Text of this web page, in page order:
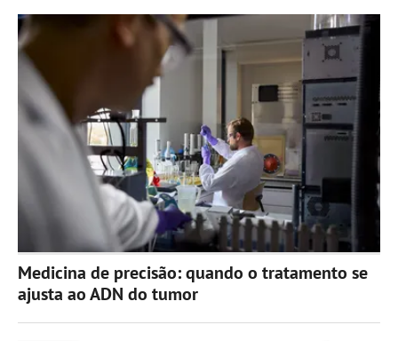
Medicina de precisão: quando o tratamento se
ajusta ao ADN do tumor